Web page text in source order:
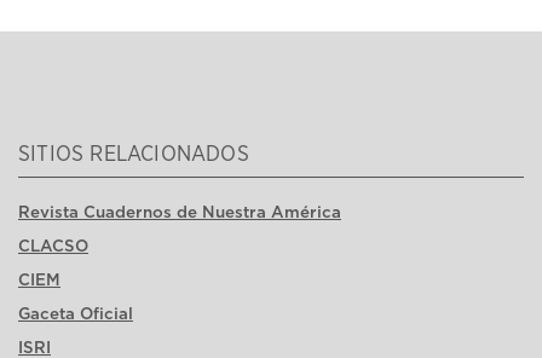
SITIOS RELACIONADOS
Revista Cuadernos de Nuestra América
CLACSO
CIEM
Gaceta Oficial
ISRI